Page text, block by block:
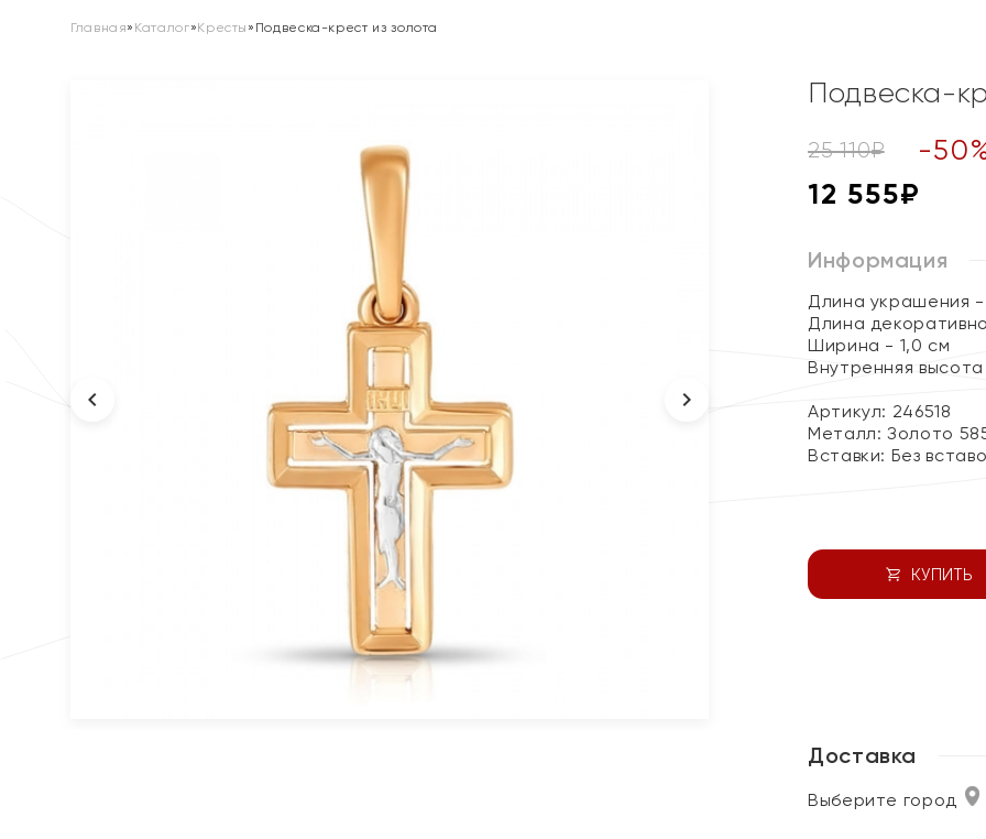
Главная» Каталог»Кресты » Подвеска-крест из золота
Подвеска-
25 110₽ -50
12 555₽
Информация
Длина украшения -
Длина
Ширина - 1,0 см
Внутренняя
Артикул: 246518
Металл:Золото
Вставки: Без
КУПИТЬ
Доставка
Выберите город